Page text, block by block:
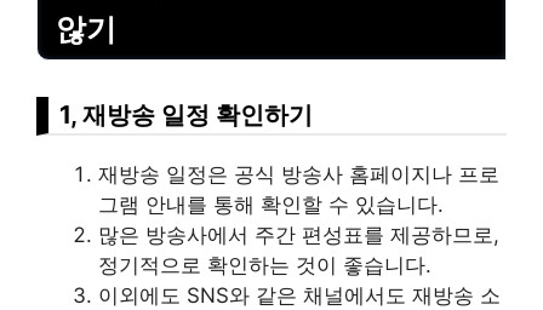
않기
1, 재방송 일정 확인하기
재방송 일정은 공식 방송사 홈페이지나 프로
그램 안내를 통해 확인할 수 있습니다.
많은 방송사에서 주간 편성표를 제공하므로,
정기적으로 확인하는 것이 좋습니다.
이외에도 SNS와 같은 채널에서도 재방송 소